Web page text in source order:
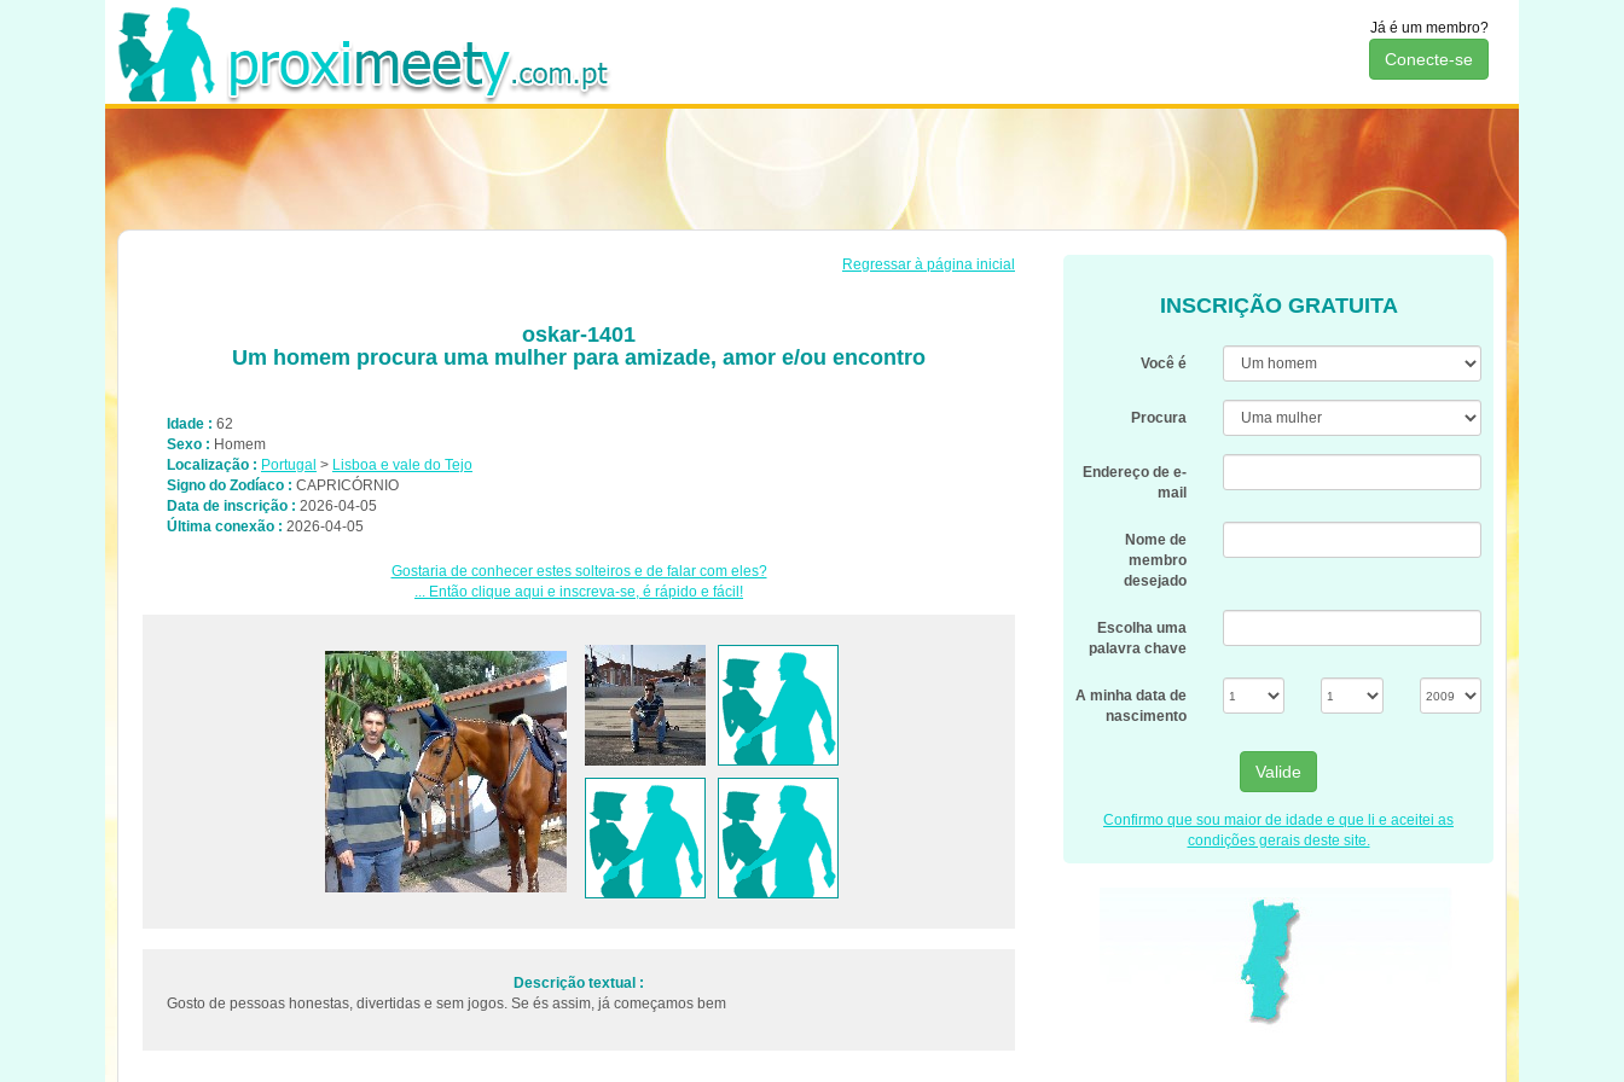
Já é um membro?
Conecte-se
Regressar à página inicial
oskar-1401
Um homem procura uma mulher para amizade, amor e/ou encontro
Idade : 62
Sexo : Homem
Localização : Portugal > Lisboa e vale do Tejo
Signo do Zodíaco : CAPRICÓRNIO
Data de inscrição : 2026-04-05
Última conexão : 2026-04-05
Gostaria de conhecer estes solteiros e de falar com eles?
... Então clique aqui e inscreva-se, é rápido e fácil!
Descrição textual :
Gosto de pessoas honestas, divertidas e sem jogos. Se és assim, já começamos bem
INSCRIÇÃO GRATUITA
Você é
Procura
Endereço de e-
mail
Nome de
membro
desejado
Escolha uma
palavra chave
A minha data de
nascimento
Valide
Confirmo que sou maior de idade e que li e aceitei as
condições gerais deste site.